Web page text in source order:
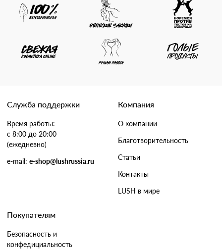
Служба поддержки
Время работы:
с 8:00 до 20:00
(ежедневно)
e-mail: e-shop@lushrussia.ru
Компания
О компании
Благотворительность
Статьи
Контакты
LUSH в мире
Покупателям
Безопасность и
конфедициальность